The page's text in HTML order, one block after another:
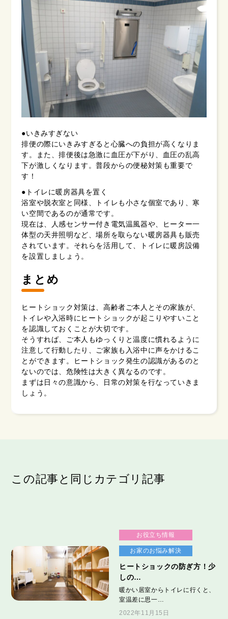
●いきみすぎない
排便の際にいきみすぎると心臓への負担が高くなりま
す。また、排便後は急激に血圧が下がり、血圧の乱高
下が激しくなります。普段からの便秘対策も重要で
す！
●トイレに暖房器具を置く
浴室や脱衣室と同様、トイレも小さな個室であり、寒
い空間であるのが通常です。
現在は、人感センサー付き電気温風器や、ヒーター一
体型の天井照明など、場所を取らない暖房器具も販売
されています。それらを活用して、トイレに暖房設備
を設置しましょう。
まとめ
ヒートショック対策は、高齢者ご本人とその家族が、
トイレや入浴時にヒートショックが起こりやすいこと
を認識しておくことが大切です。
そうすれば、ご本人もゆっくりと温度に慣れるように
注意して行動したり、ご家族も入浴中に声をかけるこ
とができます。ヒートショック発生の認識があるのと
ないのでは、危険性は大きく異なるのです。
まずは日々の意識から、日常の対策を行なっていきま
しょう。
この記事と同じカテゴリ記事
お役立ち情報
お家のお悩み解決
ヒートショックの防ぎ方！少
しの…
暖かい居室からトイレに行くと、
室温差に思一…
2022年11月15日